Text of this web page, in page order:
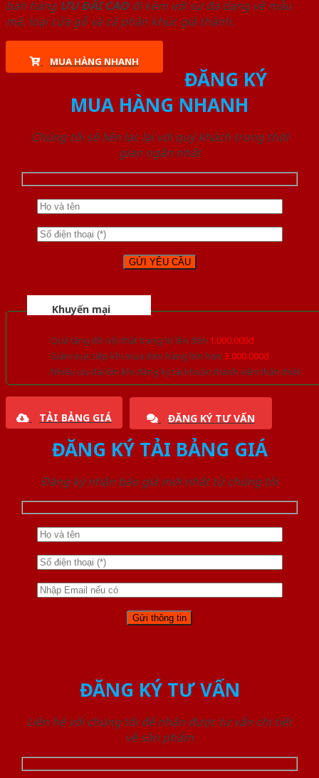
bán hàng ƯU ĐÃI CAOđi kèm với sự đa dạng về mẫu
mã, loại cửa gỗ và cả phân khúc giá thành.
MUA HÀNG NHANH
ĐĂNG KÝ
MUA HÀNG NHANH
Chúng tôi sẽ liên lạc lại với quý khách trong thời
gian ngắn nhất
Khuyến mại
Quà tặng đồ nội thất trang trí lên đến 1.000.000đ
Giảm trực tiếp khi mua đơn hàng lớn hơn 3.000.000đ
Nhiều ưu đãi lớn khi đăng ký tài khoản thành viên thân thiết
TẢI BẢNG GIÁ ĐĂNG KÝ TƯ VẤN
ĐĂNG KÝ TẢI BẢNG GIÁ
Đăng ký nhận báo giá mới nhất từ chúng tôi
ĐĂNG KÝ TƯ VẤN
Liên hệ với chúng tôi để nhận được tư vấn chi tiết
về sản phẩm